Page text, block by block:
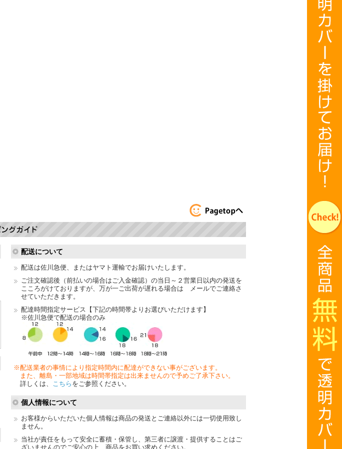
このページのト
ップへ
配送について
配送は佐川急便、またはヤマト運輸でお届けいたします。
ご注文確認後（前払いの場合はご入金確認）の当日～２営業日以内の発送を
こころがけておりますが、万が一ご出荷が遅れる場合は メールでご連絡さ
せていただきます。
配達時間指定サービス【下記の時間帯よりお選びいただけます】
※佐川急便で配送の場合のみ
※配送業者の事情により指定時間内に配達ができない事がございます。
また、離島・一部地域は時間帯指定は出来ませんので予めご了承下さい。
詳しくは、 こちら をご参照ください。
個人情報について
お客様からいただいた個人情報は商品の発送とご連絡以外には一切使用致し
ません。
当社が責任をもって安全に蓄積・保管し、第三者に譲渡・提供することはご
ざいませんのでご安心の上、商品をお買い求めください。